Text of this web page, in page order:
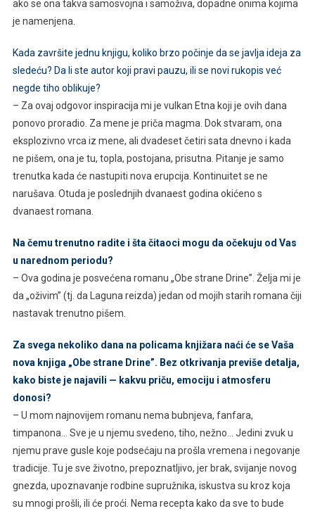
ako se ona takva samosvojna i samoživa, dopadne onima kojima
je namenjena.
Kada završite jednu knjigu, koliko brzo počinje da se javlja ideja za
sledeću? Da li ste autor koji pravi pauzu, ili se novi rukopis već
negde tiho oblikuje?
– Za ovaj odgovor inspiracija mi je vulkan Etna koji je ovih dana
ponovo proradio. Za mene je priča magma. Dok stvaram, ona
eksplozivno vrca iz mene, ali dvadeset četiri sata dnevno i kada
ne pišem, ona je tu, topla, postojana, prisutna. Pitanje je samo
trenutka kada će nastupiti nova erupcija. Kontinuitet se ne
narušava. Otuda je poslednjih dvanaest godina okićeno s
dvanaest romana.
Na čemu trenutno radite i šta čitaoci mogu da očekuju od Vas
u narednom periodu?
– Ova godina je posvećena romanu „Obe strane Drine”. Želja mi je
da „oživim” (tj. da Laguna reizda) jedan od mojih starih romana čiji
nastavak trenutno pišem.
Za svega nekoliko dana na policama knjižara naći će se Vaša
nova knjiga „Obe strane Drine”. Bez otkrivanja previše detalja,
kako biste je najavili — kakvu priču, emociju i atmosferu
donosi?
– U mom najnovijem romanu nema bubnjeva, fanfara,
timpanona… Sve je u njemu svedeno, tiho, nežno… Jedini zvuk u
njemu prave gusle koje podsećaju na prošla vremena i negovanje
tradicije. Tu je sve životno, prepoznatljivo, jer brak, svijanje novog
gnezda, upoznavanje rodbine supružnika, iskustva su kroz koja
su mnogi prošli, ili će proći. Nema recepta kako da sve to bude